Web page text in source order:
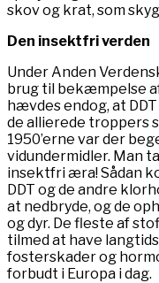
skov og krat, som
Den insektfri verden
Under Anden
brug til bekæmpelse
hævdes endog, at
de allierede troppers
1950’erne var der
vidundermidler. Man
insektfri æra! Sådan
DDT og de andre
at nedbryde, og de
og dyr. De fleste af
tilmed at have
fosterskader og
forbudt i Europa i dag.